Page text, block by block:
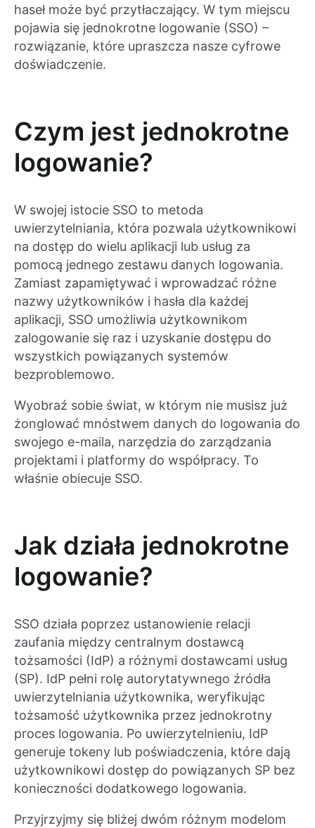
haseł może być przytłaczający. W tym miejscu
pojawia się jednokrotne logowanie (SSO) –
rozwiązanie, które upraszcza nasze cyfrowe
doświadczenie.
Czym jest jednokrotne
logowanie?
W swojej istocie SSO to metoda
uwierzytelniania, która pozwala użytkownikowi
na dostęp do wielu aplikacji lub usług za
pomocą jednego zestawu danych logowania.
Zamiast zapamiętywać i wprowadzać różne
nazwy użytkowników i hasła dla każdej
aplikacji, SSO umożliwia użytkownikom
zalogowanie się raz i uzyskanie dostępu do
wszystkich powiązanych systemów
bezproblemowo.
Wyobraź sobie świat, w którym nie musisz już
żonglować mnóstwem danych do logowania do
swojego e-maila, narzędzia do zarządzania
projektami i platformy do współpracy. To
właśnie obiecuje SSO.
Jak działa jednokrotne
logowanie?
SSO działa poprzez ustanowienie relacji
zaufania między centralnym dostawcą
tożsamości (IdP) a różnymi dostawcami usług
(SP). IdP pełni rolę autorytatywnego źródła
uwierzytelniania użytkownika, weryfikując
tożsamość użytkownika przez jednokrotny
proces logowania. Po uwierzytelnieniu, IdP
generuje tokeny lub poświadczenia, które dają
użytkownikowi dostęp do powiązanych SP bez
konieczności dodatkowego logowania.
Przyjrzyjmy się bliżej dwóm różnym modelom